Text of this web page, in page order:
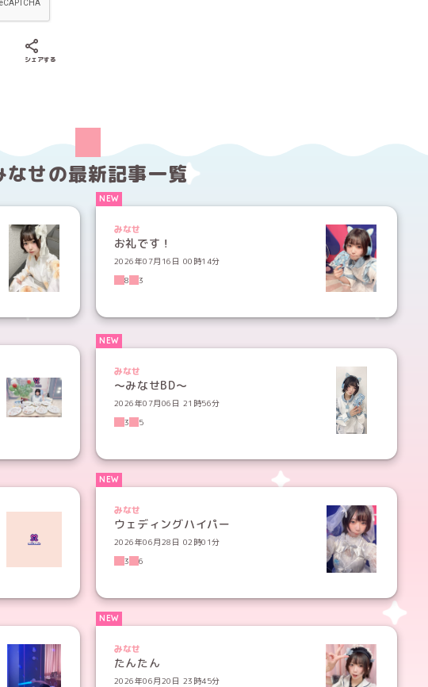
シェアする
なせの最新記事一覧
みなせ
お礼です！
2026年07月16日 00時14分
8
3
みなせ
〜みなせBD〜
2026年07月06日 21時56分
3
5
みなせ
ウェディングハイパー
2026年06月28日 02時01分
3
6
みなせ
たんたん
2026年06月20日 23時45分